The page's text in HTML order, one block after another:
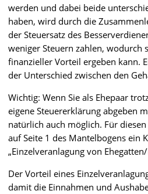
werden und dabei beide
haben, wird durch die
der Steuersatz des
weniger Steuern zahlen, wodurch
finanzieller Vorteil ergeben kann.
der Unterschied zwischen den
Wichtig: Wenn Sie als Ehepaar
eigene Steuererklärung abgeben
natürlich auch möglich. Für
auf Seite 1 des Mantelbogens ein
„Einzelveranlagung von
Der Vorteil eines
damit die Einnahmen und